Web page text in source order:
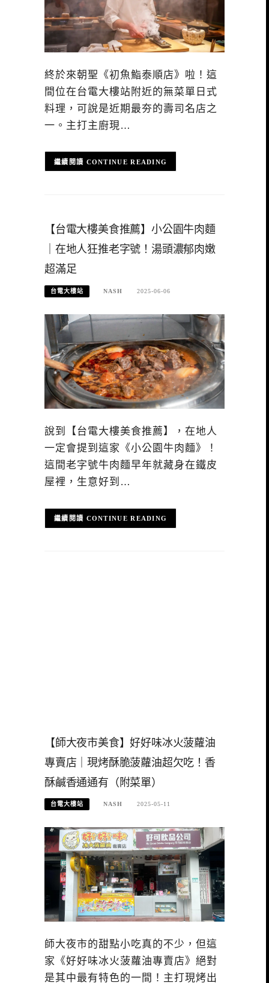
終於來朝聖《初魚鮨泰順店》啦！這
間位在台電大樓站附近的無菜單日式
料理，可說是近期最夯的壽司名店之
一。主打主廚現…
CONTINUE READING
【台電大樓美食推薦】小公園牛肉麵
｜在地人狂推老字號！湯頭濃郁肉嫩
超滿足
台電大樓站 NASH 2025-06-06
說到【台電大樓美食推薦】，在地人
一定會提到這家《小公園牛肉麵》！
這間老字號牛肉麵早年就藏身在鐵皮
屋裡，生意好到…
CONTINUE READING
【師大夜市美食】好好味冰火菠蘿油
專賣店｜現烤酥脆菠蘿油超欠吃！香
酥鹹香通通有（附菜單）
台電大樓站 NASH 2025-05-11
師大夜市的甜點小吃真的不少，但這
家《好好味冰火菠蘿油專賣店》絕對
是其中最有特色的一間！主打現烤出